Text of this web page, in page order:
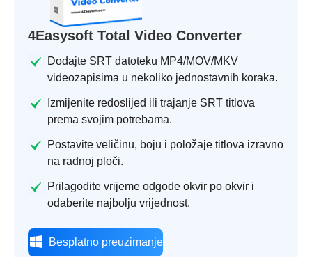
4Easysoft Total Video Converter
Dodajte SRT datoteku MP4/MOV/MKV
videozapisima u nekoliko jednostavnih koraka.
Izmijenite redoslijed ili trajanje SRT titlova
prema svojim potrebama.
Postavite veličinu, boju i položaje titlova izravno
na radnoj ploči.
Prilagodite vrijeme odgode okvir po okvir i
odaberite najbolju vrijednost.
Besplatno preuzimanje